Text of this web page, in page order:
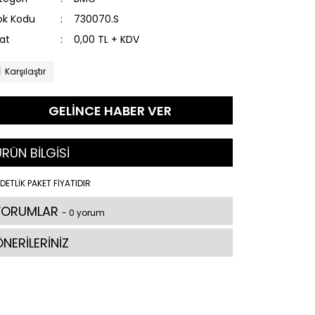
Kodu
730070.S
0,00 TL + KDV
Karşılaştır
GELİNCE HABER VER
BİLGİSİ
PAKET FİYATIDIR
- 0 yorum